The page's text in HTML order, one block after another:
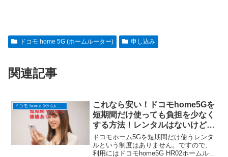
ドコモ home 5G (ホームルーター) 申し込み
関連記事
これなら安い！ドコモhome5Gを
短期間だけ使っても負担を少なく
する方法！レンタルはないけど契
約期間がないからこれでいける！
ドコモホーム5Gを短期間だけ使うレンタ
ルという制度はありません。ですので、
利用にはドコモhome5G HR02ホームルー